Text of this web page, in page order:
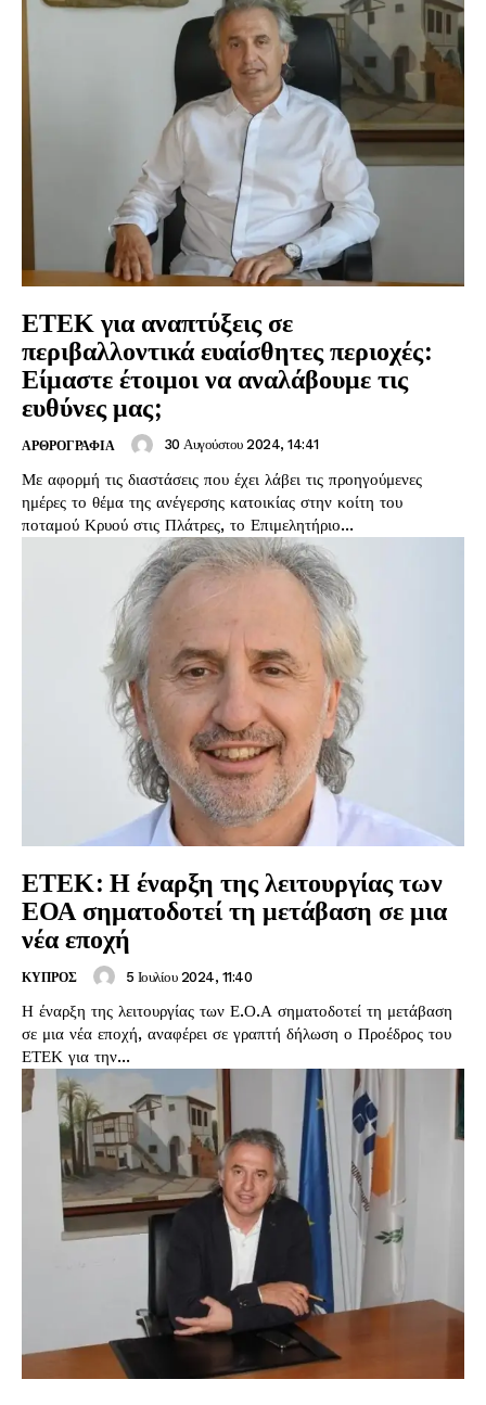
ΕΤΕΚ για αναπτύξεις σε
περιβαλλοντικά ευαίσθητες περιοχές:
Είμαστε έτοιμοι να αναλάβουμε τις
ευθύνες μας;
ΑΡΘΡΟΓΡΑΦΙΑ 30 Αυγούστου 2024, 14:41
Με αφορμή τις διαστάσεις που έχει λάβει τις προηγούμενες
ημέρες το θέμα της ανέγερσης κατοικίας στην κοίτη του
ποταμού Κρυού στις Πλάτρες, το Επιμελητήριο...
ΕΤΕΚ: Η έναρξη της λειτουργίας των
ΕΟΑ σηματοδοτεί τη μετάβαση σε μια
νέα εποχή
ΚΥΠΡΟΣ 5 Ιουλίου 2024, 11:40
Η έναρξη της λειτουργίας των Ε.Ο.Α σηματοδοτεί τη μετάβαση
σε μια νέα εποχή, αναφέρει σε γραπτή δήλωση ο Προέδρος του
ΕΤΕΚ για την...